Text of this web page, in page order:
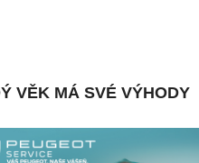
VĚK MÁ SVÉ VÝHODY